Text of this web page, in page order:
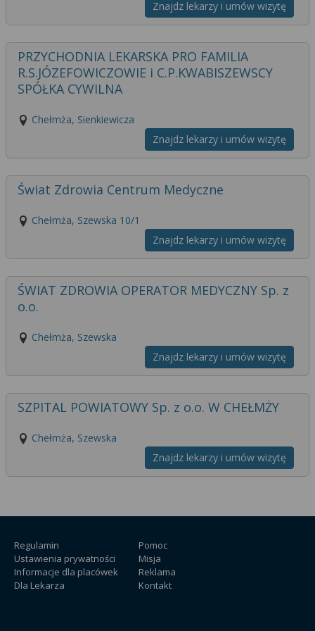
Znajdz lekarzy i umów wizytę
PRZYCHODNIA LEKARSKA PRO FAMILIA
R.S.JÓZEFOWICZOWIE i C.P.KWABISZEWSCY
SPÓŁKA CYWILNA
Chełmża, Sienkiewicza
Znajdz lekarzy i umów wizytę
Świat Zdrowia Centrum Medyczne
Chełmża, Szewska 10/1
Znajdz lekarzy i umów wizytę
ŚWIAT ZDROWIA OPERATOR MEDYCZNY Sp. z
o.o.
Chełmża, Szewska
Znajdz lekarzy i umów wizytę
SZPITAL POWIATOWY Sp. z o.o. W CHEŁMŻY
Chełmża, Szewska
Znajdz lekarzy i umów wizytę
Regulamin
Ustawienia prywatności
Informacje dla placówek
Dla Lekarza
Pomoc
Misja
Reklama
Kontakt